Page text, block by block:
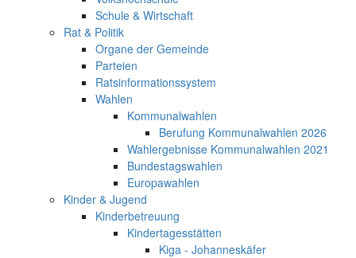
Schule & Wirtschaft
Rat & Politik
Organe der Gemeinde
Parteien
Ratsinformationssystem
Wahlen
Kommunalwahlen
Berufung Kommunalwahlen 2026
Wahlergebnisse Kommunalwahlen 2021
Bundestagswahlen
Europawahlen
Kinder & Jugend
Kinderbetreuung
Kindertagesstätten
Kiga - Johanneskäfer